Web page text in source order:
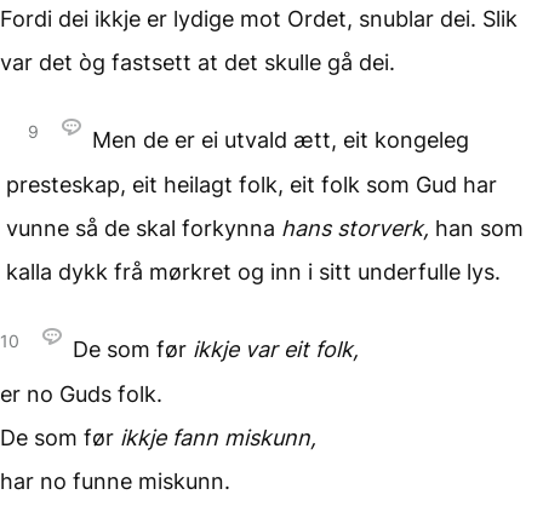
Fordi dei ikkje er lydige mot Ordet, snublar dei. Slik
var det òg fastsett at det skulle gå dei.
9
Men de er ei utvald ætt, eit kongeleg
presteskap, eit heilagt folk, eit folk som Gud har
vunne så de skal forkynna hans storverk, han som
kalla dykk frå mørkret og inn i sitt underfulle lys.
10 De som før ikkje var eit folk,
er no Guds folk.
De som før ikkje fann miskunn,
har no funne miskunn.